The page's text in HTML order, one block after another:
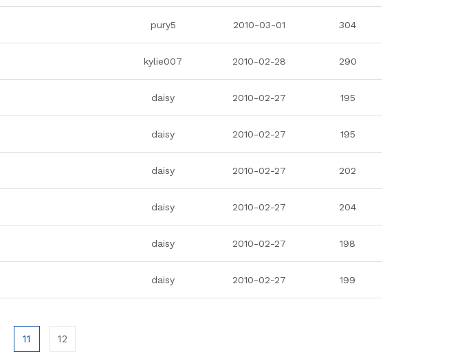
pury5 2010-03-01 304
kylie007 2010-02-28 290
daisy 2010-02-27 195
daisy 2010-02-27 195
daisy 2010-02-27 202
daisy 2010-02-27 204
daisy 2010-02-27 198
daisy 2010-02-27 199
11 12